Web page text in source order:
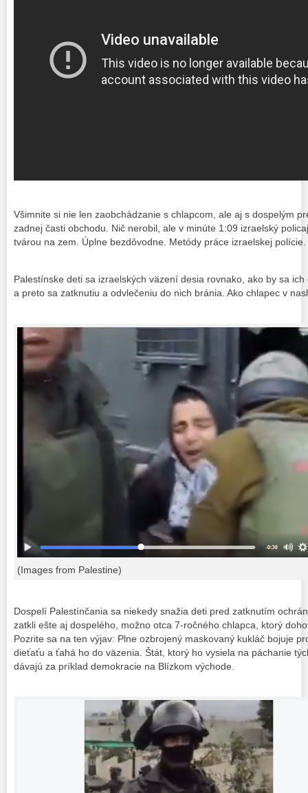
Všimnite si nie len zaobchádzanie s chlapcom, ale aj s dospelým
zadnej časti obchodu. Nič nerobil, ale v minúte 1:09 izraelský
tvárou na zem. Úplne bezdôvodne. Metódy práce izraelskej polície.
Palestínske deti sa izraelských väzení desia rovnako, ako by sa
a preto sa zatknutiu a odvlečeniu do nich bránia. Ako chlapec v
(Images from Palestine)
Dospelí Palestínčania sa niekedy snažia deti pred zatknutím
zatkli ešte aj dospelého, možno otca 7-ročného chlapca, ktorý
Pozrite sa na ten výjav: Plne ozbrojený maskovaný kukláč bojuje
dieťaťu a ťahá ho do väzenia. Štát, ktorý ho vysiela na páchanie
dávajú za príklad demokracie na Blízkom východe.